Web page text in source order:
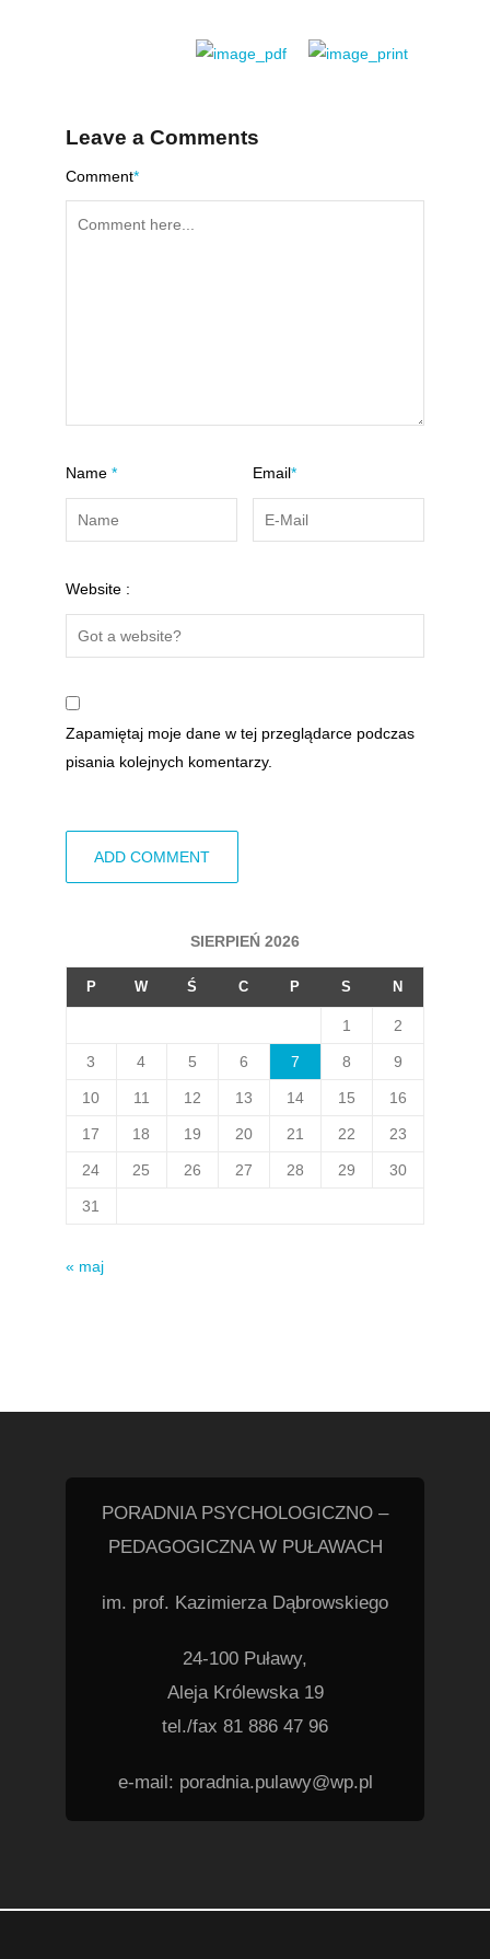
Leave a Comments
Comment*
Name * Email*
Website :
Zapamiętaj moje dane w tej przeglądarce podczas
pisania kolejnych komentarzy.
SIERPIEŃ 2026
P W Ś C P S N
1 2
3 4 5 6 7 8 9
10 11 12 13 14 15 16
17 18 19 20 21 22 23
24 25 26 27 28 29 30
31
« maj
PORADNIA PSYCHOLOGICZNO –
PEDAGOGICZNA W PUŁAWACH
im. prof. Kazimierza Dąbrowskiego
24-100 Puławy,
Aleja Królewska 19
tel./fax 81 886 47 96
e-mail: poradnia.pulawy@wp.pl